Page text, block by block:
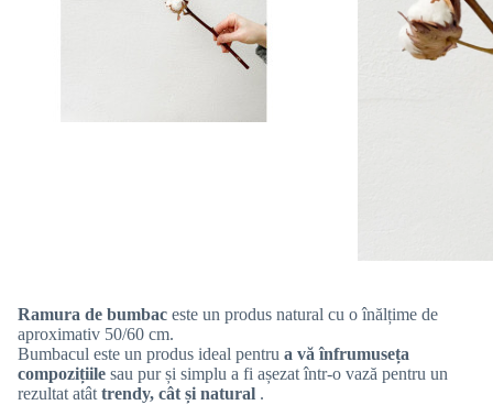
Ramura de bumbac este un produs natural cu o înălțime de
aproximativ 50/60 cm.
Bumbacul este un produs ideal pentru a vă înfrumuseța
compozițiile sau pur și simplu a fi așezat într-o vază pentru un
rezultat atât trendy, cât și natural .